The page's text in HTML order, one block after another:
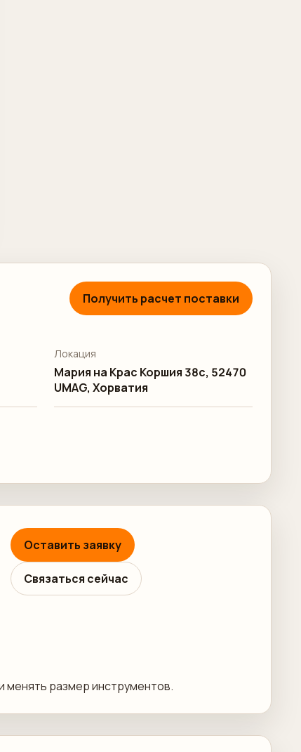
Получить расчет поставки
Локация
Мария на Крас Коршия 38c, 52470
UMAG, Хорватия
Оставить заявку
Связаться сейчас
менять размер инструментов.